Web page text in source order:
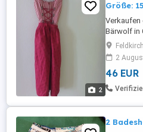
2
Größe:
Verkaufen
Bärwolf in
2
46 EUR
2